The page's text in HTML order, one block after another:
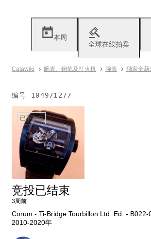
本周
全球在线拍卖
Catawiki 腕表、钢笔及打火机 腕表 独家全新
编号 104971277
已不存在
竞投已结束
3周前
Corum - Ti-Bridge Tourbillon Ltd. Ed. - B022-
2010-2020年